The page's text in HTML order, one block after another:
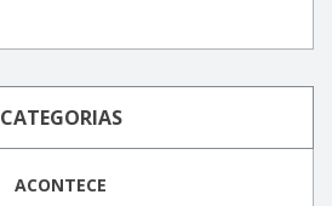
CATEGORIAS
ACONTECE